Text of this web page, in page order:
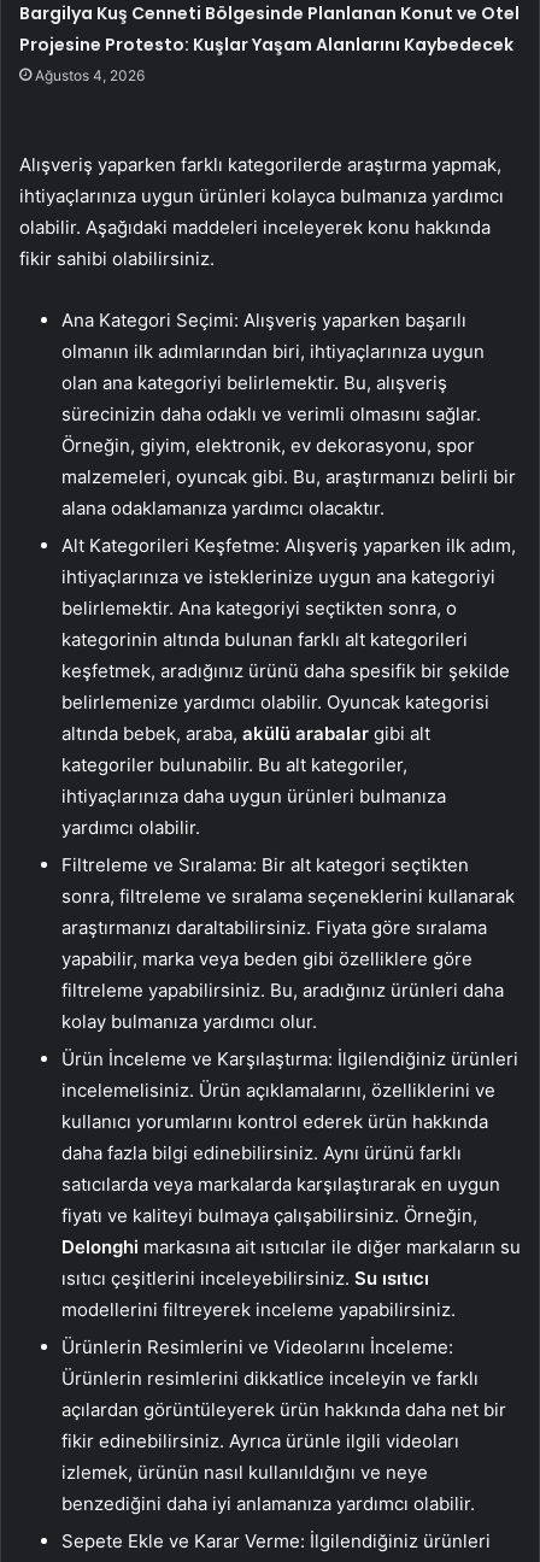
Bargilya Kuş Cenneti Bölgesinde Planlanan Konut ve Otel
Projesine Protesto: Kuşlar Yaşam Alanlarını Kaybedecek
Ağustos 4, 2026
Alışveriş yaparken farklı kategorilerde araştırma yapmak,
ihtiyaçlarınıza uygun ürünleri kolayca bulmanıza yardımcı
olabilir. Aşağıdaki maddeleri inceleyerek konu hakkında
fikir sahibi olabilirsiniz.
Ana Kategori Seçimi: Alışveriş yaparken başarılı
olmanın ilk adımlarından biri, ihtiyaçlarınıza uygun
olan ana kategoriyi belirlemektir. Bu, alışveriş
sürecinizin daha odaklı ve verimli olmasını sağlar.
Örneğin, giyim, elektronik, ev dekorasyonu, spor
malzemeleri, oyuncak gibi. Bu, araştırmanızı belirli bir
alana odaklamanıza yardımcı olacaktır.
Alt Kategorileri Keşfetme: Alışveriş yaparken ilk adım,
ihtiyaçlarınıza ve isteklerinize uygun ana kategoriyi
belirlemektir. Ana kategoriyi seçtikten sonra, o
kategorinin altında bulunan farklı alt kategorileri
keşfetmek, aradığınız ürünü daha spesifik bir şekilde
belirlemenize yardımcı olabilir. Oyuncak kategorisi
altında bebek, araba, akülü arabalar gibi alt
kategoriler bulunabilir. Bu alt kategoriler,
ihtiyaçlarınıza daha uygun ürünleri bulmanıza
yardımcı olabilir.
Filtreleme ve Sıralama: Bir alt kategori seçtikten
sonra, filtreleme ve sıralama seçeneklerini kullanarak
araştırmanızı daraltabilirsiniz. Fiyata göre sıralama
yapabilir, marka veya beden gibi özelliklere göre
filtreleme yapabilirsiniz. Bu, aradığınız ürünleri daha
kolay bulmanıza yardımcı olur.
Ürün İnceleme ve Karşılaştırma: İlgilendiğiniz ürünleri
incelemelisiniz. Ürün açıklamalarını, özelliklerini ve
kullanıcı yorumlarını kontrol ederek ürün hakkında
daha fazla bilgi edinebilirsiniz. Aynı ürünü farklı
satıcılarda veya markalarda karşılaştırarak en uygun
fiyatı ve kaliteyi bulmaya çalışabilirsiniz. Örneğin,
Delonghi markasına ait ısıtıcılar ile diğer markaların su
ısıtıcı çeşitlerini inceleyebilirsiniz. Su ısıtıcı
modellerini filtreyerek inceleme yapabilirsiniz.
Ürünlerin Resimlerini ve Videolarını İnceleme:
Ürünlerin resimlerini dikkatlice inceleyin ve farklı
açılardan görüntüleyerek ürün hakkında daha net bir
fikir edinebilirsiniz. Ayrıca ürünle ilgili videoları
izlemek, ürünün nasıl kullanıldığını ve neye
benzediğini daha iyi anlamanıza yardımcı olabilir.
Sepete Ekle ve Karar Verme: İlgilendiğiniz ürünleri